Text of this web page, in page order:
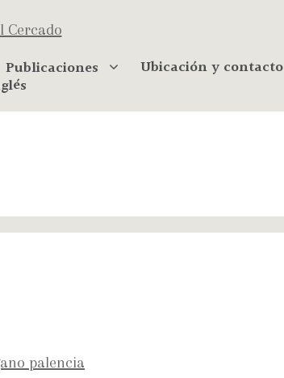
Publicaciones Ubicación y contacto